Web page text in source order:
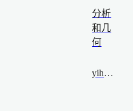
分析
和几
何
yihuang@bimsa.cn